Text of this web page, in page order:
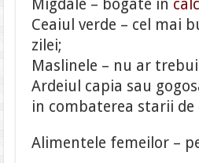
Migdale – bogate in
Ceaiul verde – cel mai
zilei;
Maslinele – nu ar
Ardeiul capia sau
in combaterea starii de
Alimentele femeilor –